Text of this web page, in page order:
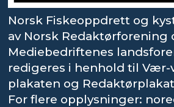
Norsk Fiskeoppdrett og
av Norsk Redaktørforening
Mediebedriftenes
redigeres i henhold til Vær-
plakaten og
For flere opplysninger: